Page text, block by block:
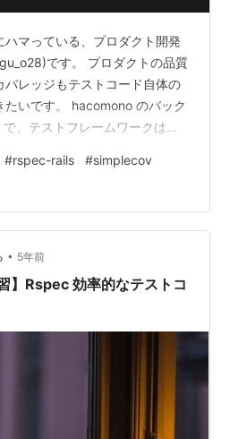
マっている、プロダクト開発
です。 プロダクトの品質
バレッジもテストコード自体の
たいです。 hacomono のバック
、テストフレームワークは
1. カバレッジレポートを確認
現状の確認をしました。
たが、何故かちゃんと計測で
なぜ計測できていないのかを調
した。 Simp…
#rspec-rails #simplecov
• 5年前
】Rspec 効率的なテストコ